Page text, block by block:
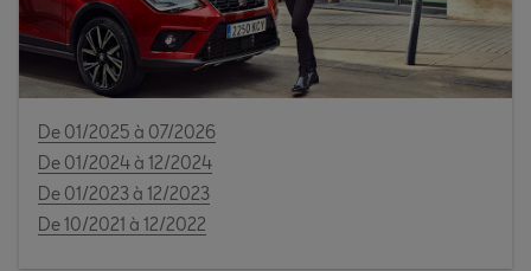
De 01/2025 à 07/2026
De 01/2024 à 12/2024
De 01/2023 à 12/2023
De 10/2021 à 12/2022